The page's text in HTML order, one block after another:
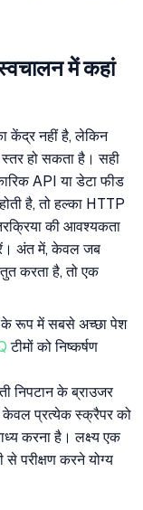
में कहां
केंद्र नहीं है, लेकिन
हो सकता है। सही
API या डेटा फीड
है, तो हल्का HTTP
की आवश्यकता
अंत में, केवल जब
करता है, तो एक
रूप में सबसे अच्छा पेश
टीमों को निष्कर्षण
निपटान के ब्राउजर
प्रत्येक स्क्रैपर को
करना है। लक्ष्य एक
परीक्षण करने योग्य